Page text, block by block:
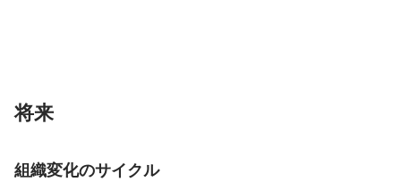
将来
組織変化のサイクル